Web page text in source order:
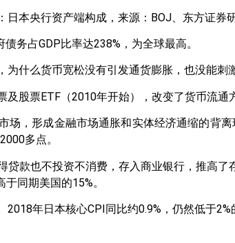
日本央行资产端构成，来源：BOJ、东方证券
务占GDP比率达238%，为全球最高。
什么货币宽松没有引发通货膨胀，也没能刺
股票ETF（2010年开始），改变了货币流通
场，形成金融市场通胀和实体经济通缩的背
多点。
贷款也不投资不消费，存入商业银行，推高
同期美国的15%。
年日本核心CPI同比约0.9%，仍然低于2%